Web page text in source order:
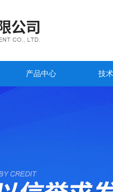
产品中心 技